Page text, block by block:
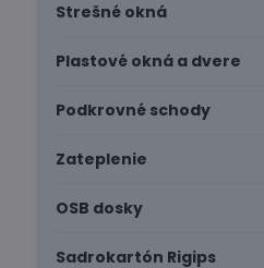
Strešné okná
Plastové okná a dvere
Podkrovné schody
Zateplenie
OSB dosky
Sadrokartón Rigips